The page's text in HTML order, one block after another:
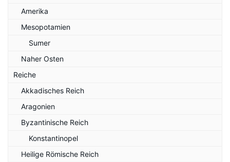
Amerika
Mesopotamien
Sumer
Naher Osten
Reiche
Akkadisches Reich
Aragonien
Byzantinische Reich
Konstantinopel
Heilige Römische Reich